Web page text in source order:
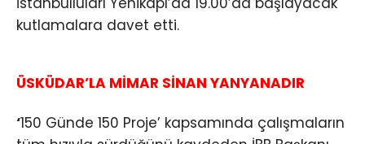
kutlamalara davet etti.
ÜSKÜDAR’LA MİMAR SİNAN YANYANADIR
‘150 Günde 150 Proje’ kapsamında çalışmaların